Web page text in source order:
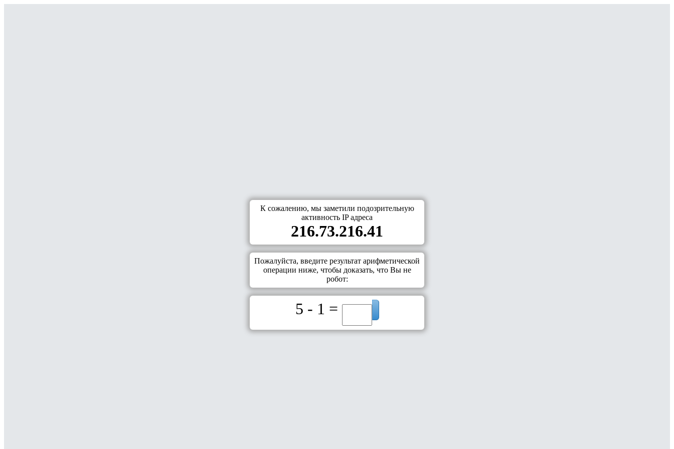
К сожалению, мы заметили подозрительную
активность IP адреса
216.73.216.41
Пожалуйста, введите результат арифметической
операции ниже, чтобы доказать, что Вы не
робот:
5 - 1 =